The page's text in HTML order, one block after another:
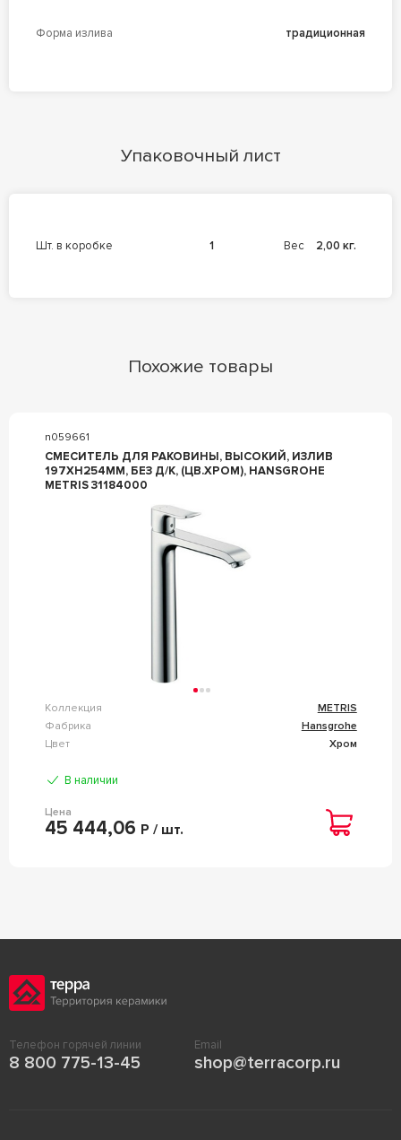
Форма излива традиционная
Упаковочный лист
шт. в коробке 1 Вес 2,00 кг.
Похожие товары
n059661
СМЕСИТЕЛЬ ДЛЯ РАКОВИНЫ, ВЫСОКИЙ, ИЗЛИВ
197ХH254ММ, БЕЗ Д/К, (ЦВ.ХРОМ), HANSGROHE
METRIS 31184000
Коллекция
METRIS
Фабрика
Hansgrohe
Цвет
Хром
В наличии
Цена
45 444,06 Р / шт.
Телефон горячей линии
8 800 775-13-45
Email
shop@terracorp.ru